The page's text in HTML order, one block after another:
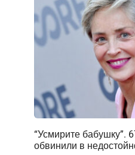
“Усмирите бабушку”.
обвинили в